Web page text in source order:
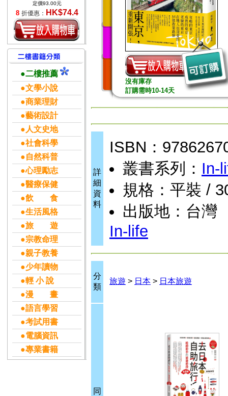
定價93.00元
8 折優惠： HK$74.4
●二樓推薦
●文學小說
●商業理財
●藝術設計
●人文史地
●社會科學
●自然科普
●心理勵志
●醫療保健
●飲 食
●生活風格
●旅 遊
●宗教命理
●親子教養
●少年讀物
●輕 小 說
●漫 畫
●語言學習
●考試用書
●電腦資訊
●專業書籍
沒有庫存
訂購需時10-14天
詳
細
資
料
ISBN：
叢書系列： In-
規格：平裝 /
出版地：台灣
In-life
分
類
旅遊 > 日本 > 日本旅遊
同